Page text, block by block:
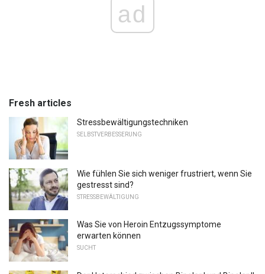
ad
Fresh articles
Stressbewältigungstechniken
SELBSTVERBESSERUNG
Wie fühlen Sie sich weniger frustriert, wenn Sie
gestresst sind?
STRESSBEWÄLTIGUNG
Was Sie von Heroin Entzugssymptome
erwarten können
SUCHT